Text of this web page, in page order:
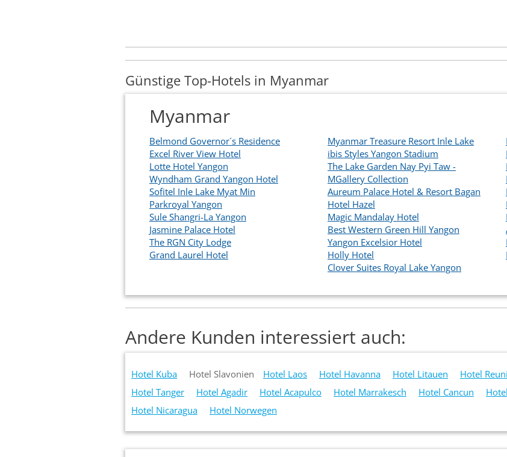
Günstige Top-Hotels in Myanmar
Myanmar
Belmond Governor´s Residence
Excel River View Hotel
Lotte Hotel Yangon
Wyndham Grand Yangon Hotel
Sofitel Inle Lake Myat Min
Parkroyal Yangon
Sule Shangri-La Yangon
Jasmine Palace Hotel
The RGN City Lodge
Grand Laurel Hotel
Myanmar Treasure Resort Inle Lake
ibis Styles Yangon Stadium
The Lake Garden Nay Pyi Taw -
MGallery Collection
Aureum Palace Hotel & Resort Bagan
Hotel Hazel
Magic Mandalay Hotel
Best Western Green Hill Yangon
Yangon Excelsior Hotel
Holly Hotel
Clover Suites Royal Lake Yangon
Andere Kunden interessiert auch:
Hotel Kuba Hotel Slavonien Hotel Laos Hotel Havanna Hotel Litauen Hotel
Hotel Tanger
Hotel Agadir Hotel Acapulco Hotel Marrakesch Hotel Cancun
Hotel Nicaragua
Hotel Norwegen